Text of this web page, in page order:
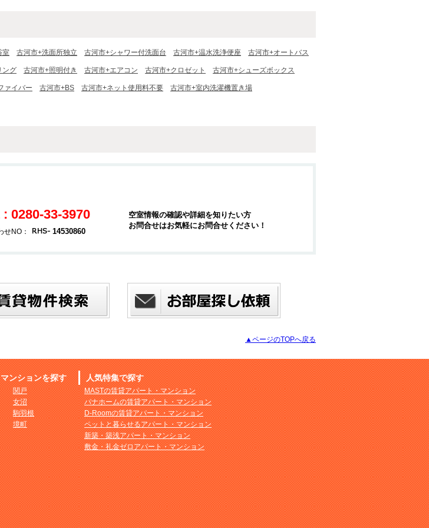
室 古河市+洗面所独立 古河市+シャワー付洗面台 古河市+温水洗浄便座 古河市+オートバス
ング 古河市+照明付き 古河市+エアコン 古河市+クロゼット 古河市+シューズボックス
ァイバー 古河市+BS 古河市+ネット使用料不要 古河市+室内洗濯機置き場
0280-33-3970
せNO： 14530860
空室情報の確認や詳細を知りたい方
お問合せはお気軽にお問合せください！
▲ページのTOPへ戻る
ンションを探す
関戸
女沼
駒羽根
境町
人気特集で探す
MASTの賃貸アパート・マンション
パナホームの賃貸アパート・マンション
D-Roomの賃貸アパート・マンション
ペットと暮らせるアパート・マンション
新築・築浅アパート・マンション
敷金・礼金ゼロアパート・マンション